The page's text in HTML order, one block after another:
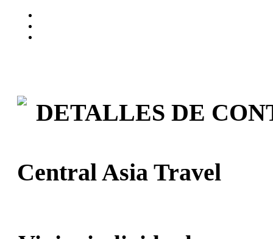
DETALLES DE
Central Asia Travel